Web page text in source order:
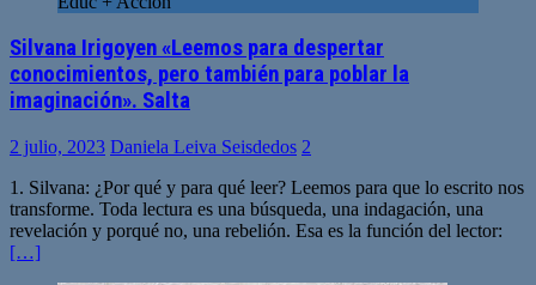
Silvana Irigoyen «Leemos para despertar
conocimientos, pero también para poblar la
imaginación». Salta
2 julio, 2023 Daniela Leiva Seisdedos 2
1. Silvana: ¿Por qué y para qué leer? Leemos para que lo escrito nos
transforme. Toda lectura es una búsqueda, una indagación, una
revelación y porqué no, una rebelión. Esa es la función del lector:
[…]